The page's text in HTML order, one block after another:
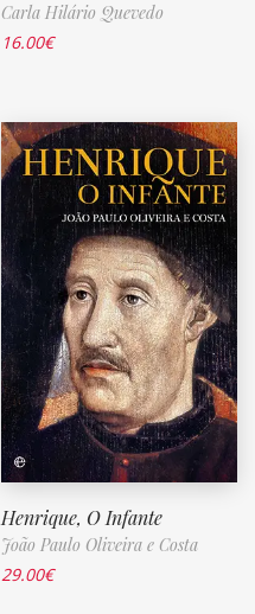
Carla Hilário Quevedo
16.00€
Henrique, O Infante
João Paulo Oliveira e Costa
29.00€